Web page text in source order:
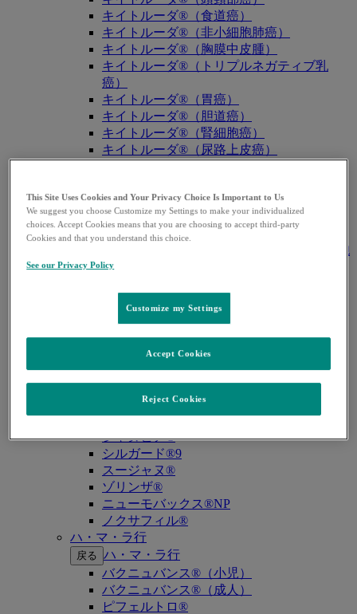
キイトルーダ®（食道癌）
キイトルーダ®（非小細胞肺癌）
キイトルーダ®（胸膜中皮腫）
キイトルーダ®（トリプルネガティブ乳
癌）
キイトルーダ®（胃癌）
キイトルーダ®（胆道癌）
キイトルーダ®（腎細胞癌）
キイトルーダ®（尿路上皮癌）
キイトルーダ®（悪性黒色腫）
キイトルーダ®（古典的ホジキンリンパ
腫）
キイトルーダ®（原発性縦隔大細胞型B細胞
リンパ腫（PMBCL））
キイトルーダ®（TMB-High固形癌）
キュビシン®
サ・タ・ナ行
戻る サ・タ・ナ行
ザバクサ®
シベクトロ®
ジャヌビア®
シルガード®9
スージャヌ®
ゾリンザ®
ニューモバックス®NP
ノクサフィル®
ハ・マ・ラ行
戻る ハ・マ・ラ行
バクニュバンス®（小児）
バクニュバンス®（成人）
ピフェルトロ®
This Site Uses Cookies and Your Privacy Choice Is Important to Us
We suggest you choose Customize my Settings to make your individualized
choices. Accept Cookies means that you are choosing to accept third-party
Cookies and that you understand this choice.
See our Privacy Policy
Customize my Settings
Reject Cookies
Accept Cookies